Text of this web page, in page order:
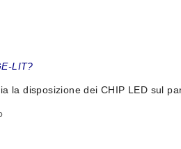
LIT?
la disposizione dei CHIP LED sul